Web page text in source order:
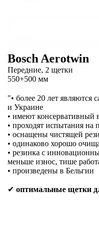
Bosch Aerotwin
Передние, 2 щетки
550+500 мм
"• более 20 лет
и Украине
• имеют консервативный
• проходят испытания
• оснащены чистящей
• одинаково хорошо
• резинка с
меньше износ, тише
• произведены в Бельгии
✔ оптимальные щетки